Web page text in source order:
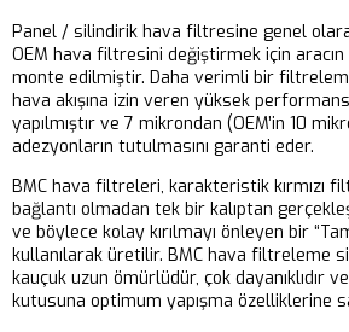
Panel / silindirik hava filtresine genel
OEM hava filtresini değiştirmek için
monte edilmiştir. Daha verimli bir
hava akışına izin veren yüksek
yapılmıştır ve 7 mikrondan (OEM’in 10
adezyonların tutulmasını garanti eder.
BMC hava filtreleri, karakteristik kırmızı
bağlantı olmadan tek bir kalıptan
ve böylece kolay kırılmayı önleyen bir
kullanılarak üretilir. BMC hava filtreleme
kauçuk uzun ömürlüdür, çok dayanıklıdır
kutusuna optimum yapışma özelliklerine